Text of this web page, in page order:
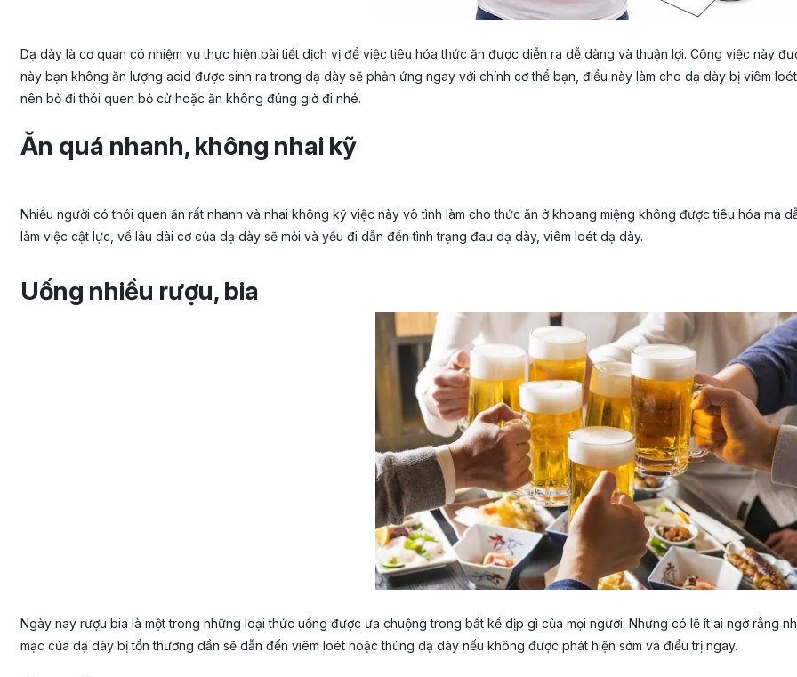
Dạ dày là cơ quan có nhiệm vụ thực hiện bài tiết dịch vị để việc tiêu hóa thức ăn được diễn ra dễ dàng và thuận lợi. Công việc này
này bạn không ăn lượng acid được sinh ra trong dạ dày sẽ phản ứng ngay với chính cơ thể bạn, điều này làm cho dạ dày bị viêm
nên bỏ đi thói quen bỏ cử hoặc ăn không đúng giờ đi nhé.
Ăn quá nhanh, không nhai kỹ
Nhiều người có thói quen ăn rất nhanh và nhai không kỹ việc này vô tình làm cho thức ăn ở khoang miệng không được tiêu hóa mà
làm việc cật lực, về lâu dài cơ của dạ dày sẽ mỏi và yếu đi dẫn đến tình trạng đau dạ dày, viêm loét dạ dày.
Uống nhiều rượu, bia
Ngày nay rượu bia là một trong những loại thức uống được ưa chuộng trong bất kể dịp gì của mọi người. Nhưng có lẽ ít ai ngờ rằng
mạc của dạ dày bị tổn thương dần sẽ dẫn đến viêm loét hoặc thủng dạ dày nếu không được phát hiện sớm và điều trị ngay.